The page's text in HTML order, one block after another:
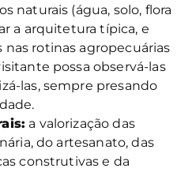
naturais (água, solo, flora
a arquitetura típica, e
rotinas agropecuárias
possa observá-las
las, sempre presando
a valorização das
do artesanato, das
construtivas e da